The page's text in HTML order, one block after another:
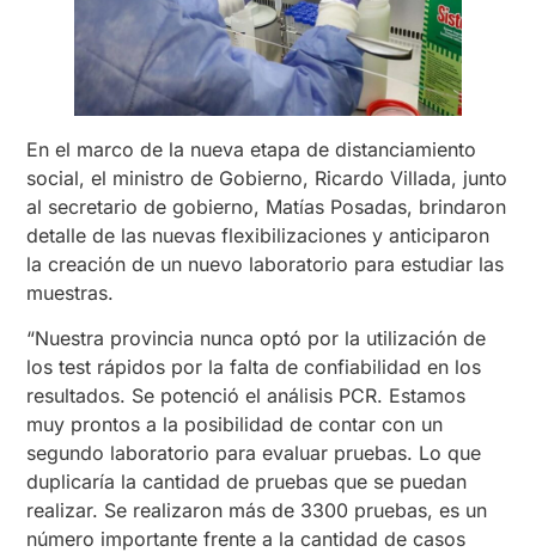
En el marco de la nueva etapa de distanciamiento
social, el ministro de Gobierno, Ricardo Villada, junto
al secretario de gobierno, Matías Posadas, brindaron
detalle de las nuevas flexibilizaciones y anticiparon
la creación de un nuevo laboratorio para estudiar las
muestras.
“Nuestra provincia nunca optó por la utilización de
los test rápidos por la falta de confiabilidad en los
resultados. Se potenció el análisis PCR. Estamos
muy prontos a la posibilidad de contar con un
segundo laboratorio para evaluar pruebas. Lo que
duplicaría la cantidad de pruebas que se puedan
realizar. Se realizaron más de 3300 pruebas, es un
número importante frente a la cantidad de casos